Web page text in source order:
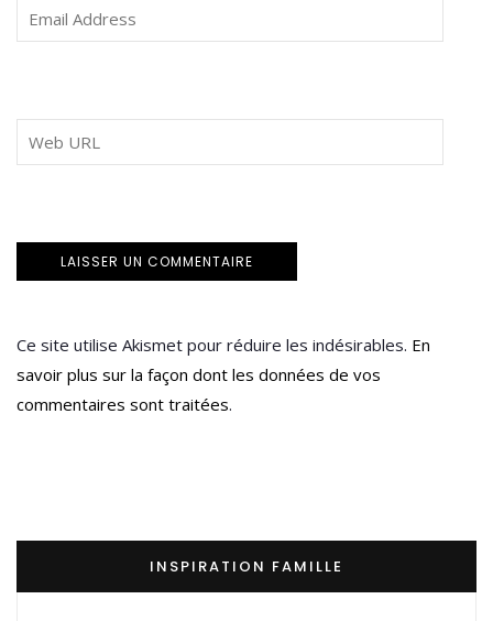
Ce site utilise Akismet pour réduire les indésirables. En
savoir plus sur la façon dont les données de vos
commentaires sont traitées.
INSPIRATION FAMILLE